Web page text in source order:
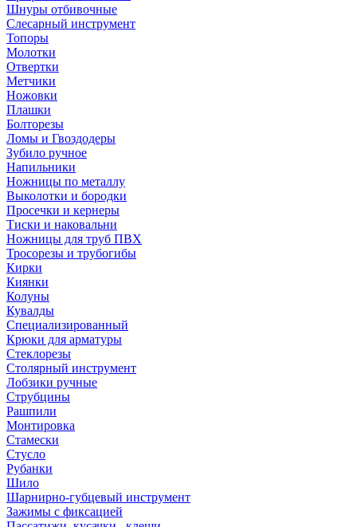
Шнуры отбивочные
Слесарный инструмент
Топоры
Молотки
Отвертки
Метчики
Ножовки
Плашки
Болторезы
Ломы и Гвоздодеры
Зубило ручное
Напильники
Ножницы по металлу
Выколотки и бородки
Просечки и кернеры
Тиски и наковальни
Ножницы для труб ПВХ
Тросорезы и трубогибы
Кирки
Киянки
Колуны
Кувалды
Специализированный
Крюки для арматуры
Стеклорезы
Столярный инструмент
Лобзики ручные
Струбцины
Рашпили
Монтировка
Стамески
Стусло
Рубанки
Шило
Шарнирно-губцевый инструмент
Зажимы с фиксацией